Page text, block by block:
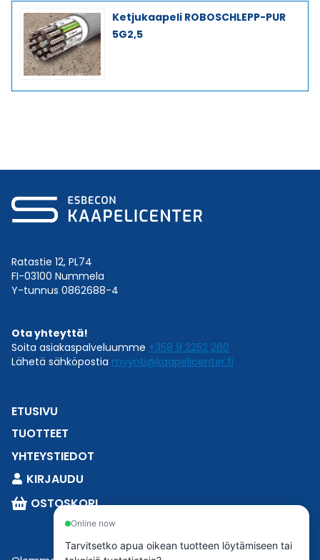
Ketjukaapeli ROBOSCHLEPP-PUR
5G2,5
Ratastie 12, PL74
FI-03100 Nummela
Y-tunnus 0862688-4
Ota yhteyttä!
Soita asiakaspalveluumme +358 9 2252 260
Lähetä sähköpostia myynti@kaapelicenter.fi
ETUSIVU
TUOTTEET
YHTEYSTIEDOT
KIRJAUDU
OSTOSKORI
Online now
Tarvitsetko apua oikean tuotteen löytämiseen tai